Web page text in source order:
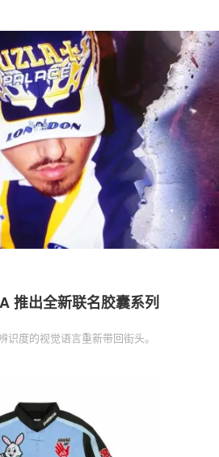
推出全新联名胶囊系列
度的视觉语言重新带回街头。